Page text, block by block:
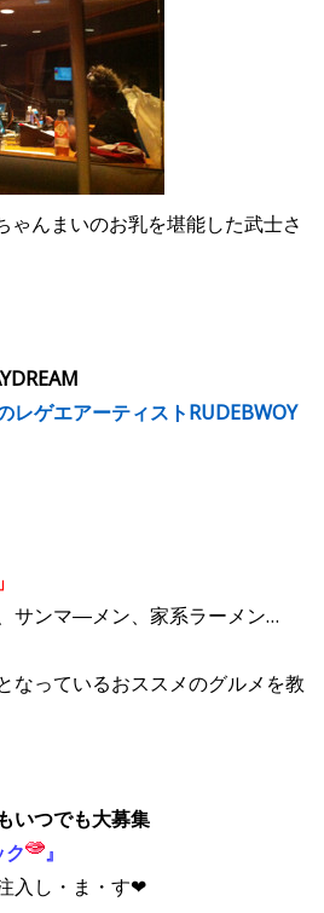
ゃんまいのお乳を堪能した武士さ
レゲエアーティストRUDEBWOY
サンマ―メン、家系ラーメン…
なっているおススメのグルメを教
いつでも大募集
ク
』
入し・ま・す❤